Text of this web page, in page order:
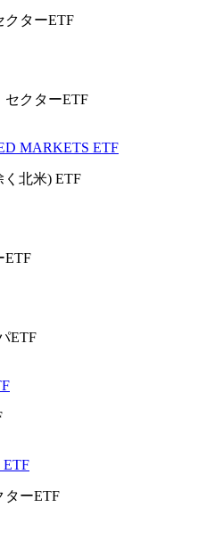
クターETF
セクターETF
MARKETS ETF
く北米) ETF
ETF
ETF
ETF
ターETF